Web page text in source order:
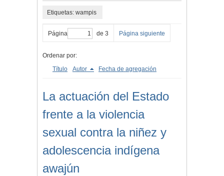
Etiquetas: wampis
Página de 3 Página siguiente
Ordenar por:
Título
Autor Fecha de agregación
La actuación del Estado
frente a la violencia
sexual contra la niñez y
adolescencia indígena
awajún